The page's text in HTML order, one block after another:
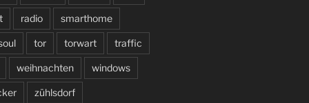
radio smarthome
tor torwart traffic
weihnachten windows
zühlsdorf